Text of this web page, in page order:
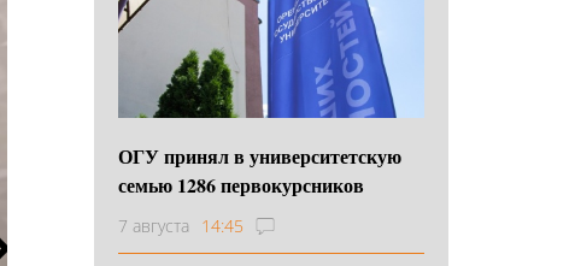
ОГУ принял в университетскую
семью 1286 первокурсников
7 августа 14:45